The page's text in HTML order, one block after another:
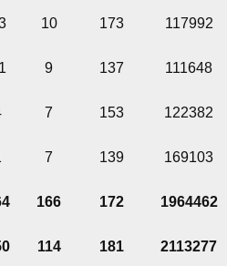
10 173 117992
9 137 111648
7 153 122382
7 139 169103
166 172 1964462
114 181 2113277